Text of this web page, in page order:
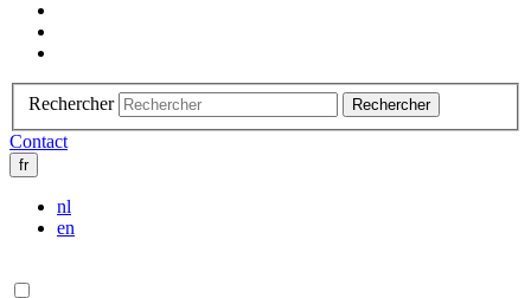
Rechercher Rechercher
Contact
fr
nl
en